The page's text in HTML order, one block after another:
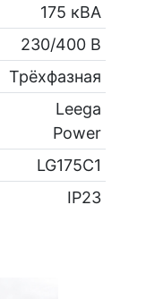
175 кВА
230/400 В
Трёхфазная
Leega
Power
LG175C1
IP23